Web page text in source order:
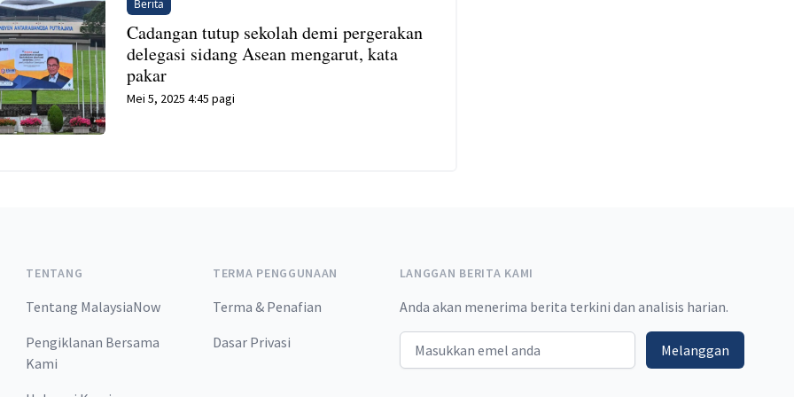
Berita
Cadangan tutup sekolah demi pergerakan
delegasi sidang Asean mengarut, kata
pakar
Mei 5, 2025 4:45 pagi
TENTANG
Tentang MalaysiaNow
Pengiklanan Bersama
Kami
TERMA PENGGUNAAN
Terma & Penafian
Dasar Privasi
LANGGAN BERITA KAMI
Anda akan menerima berita terkini dan analisis harian.
Email address Melanggan